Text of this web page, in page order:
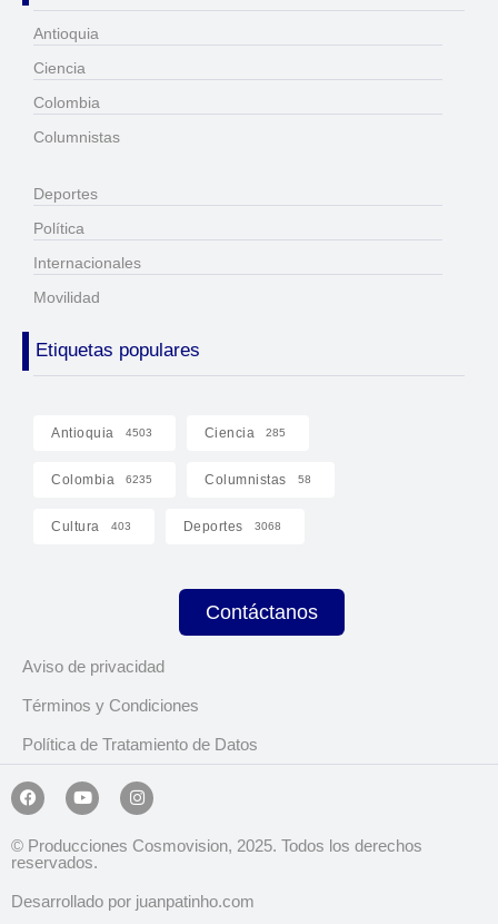
Antioquia
Ciencia
Colombia
Columnistas
Deportes
Política
Internacionales
Movilidad
Etiquetas populares
Antioquia 4503 Ciencia 285
Colombia 6235 Columnistas 58
Cultura 403 Deportes 3068
Contáctanos
Aviso de privacidad
Términos y Condiciones
Política de Tratamiento de Datos
© Producciones Cosmovision, 2025. Todos los derechos
reservados.
Desarrollado por juanpatinho.com